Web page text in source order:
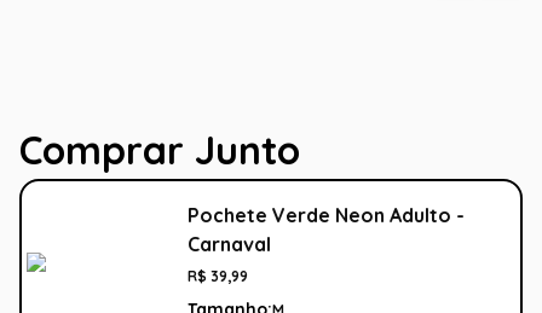
Comprar Junto
Pochete Verde Neon Adulto -
Carnaval
R$ 39,99
M